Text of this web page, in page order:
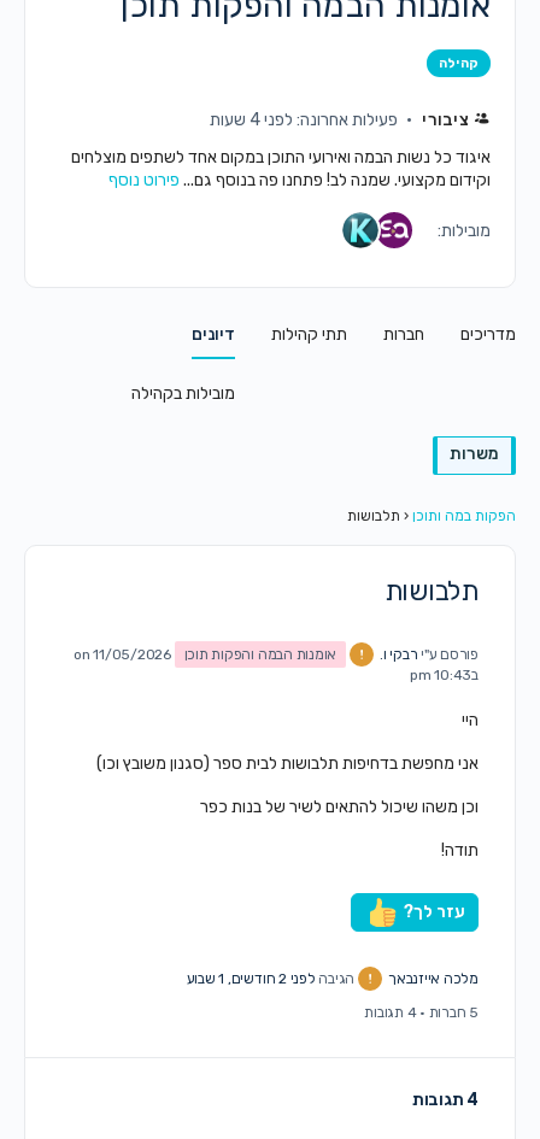
קהילה
ציבורי
פעילות אחרונה: לפני 4 שעות
איגוד כל נשות הבמה ואירועי התוכן במקום אחד לשתפים מוצלחים
וקידום מקצועי. שמנה לב! פתחנו פה בנוסף גם... פירוט נוסף
מובילות:
מדריכים חברות תתי קהילות דיונים
מובילות בקהילה
משרות
הפקות במה ותוכן ‹ תלבושות
תלבושות
פורסם ע"י רבקי ו. אומנות הבמה והפקות תוכן
on 11/05/2026
ב10:43 pm
היי
אני מחפשת בדחיפות תלבושות לבית ספר (סגנון משובץ וכו)
וכן משהו שיכול להתאים לשיר של בנות כפר
תודה!
עזר לך?
מלכה אייזנבאך הגיבה לפני 2 חודשים, 1 שבוע
5 חברות
· 4 תגובות
4 תגובות